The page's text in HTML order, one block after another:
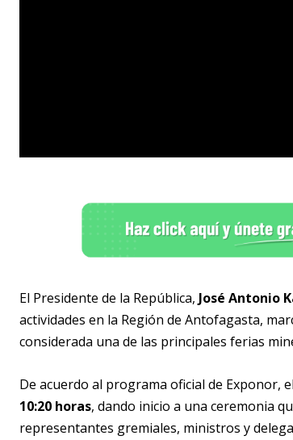
El Presidente de la República, José Antonio
actividades en la Región de Antofagasta,
considerada una de las principales ferias
De acuerdo al programa oficial de
10:20 horas, dando inicio a una ceremonia
representantes gremiales, ministros y